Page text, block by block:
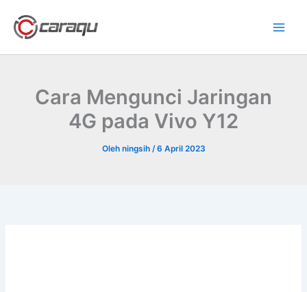
konten
Cara Mengunci Jaringan
4G pada Vivo Y12
Oleh ningsih /6 April 2023